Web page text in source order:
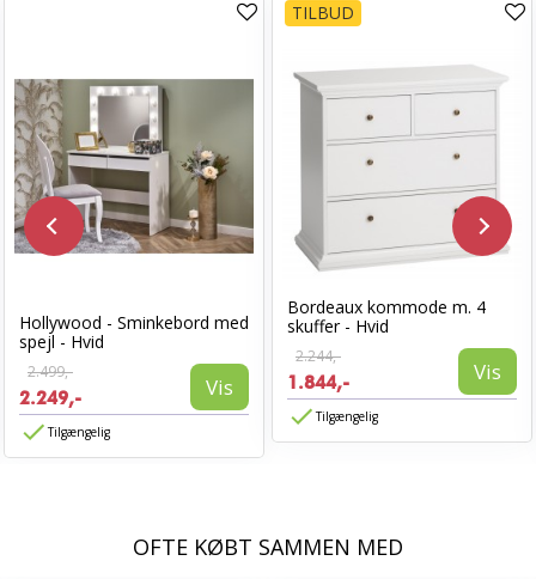
Hollywood - Sminkebord med
spejl - Hvid
2.499,-
2.249,- Vis
Tilgængelig
TILBUD
Bordeaux kommode m. 4
skuffer - Hvid
2.244,-
1.844,- Vis
Tilgængelig
OFTE KØBT SAMMEN MED